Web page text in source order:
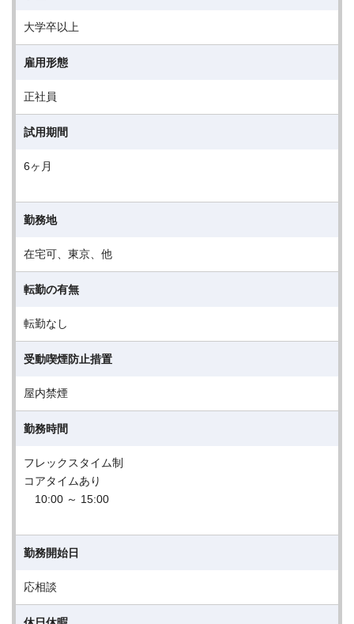
大学卒以上
雇用形態
正社員
試用期間
6ヶ月
勤務地
在宅可、東京、他
転勤の有無
転勤なし
受動喫煙防止措置
屋内禁煙
勤務時間
フレックスタイム制
コアタイムあり
10:00 ～ 15:00
勤務開始日
応相談